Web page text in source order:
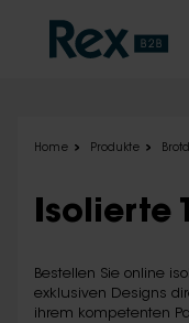
Home Produkte
Isolierte
Bestellen Sie online
exklusiven Designs
ihrem kompetenten